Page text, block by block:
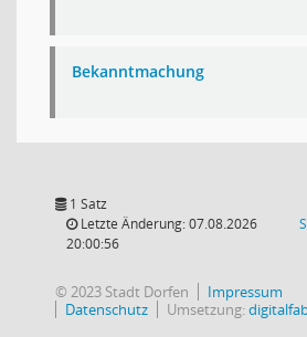
Bekanntmachung
1 Satz
Letzte Änderung: 07.08.2026
20:00:56
© 2023 Stadt Dorfen
Impressum
Datenschutz
Umsetzung: